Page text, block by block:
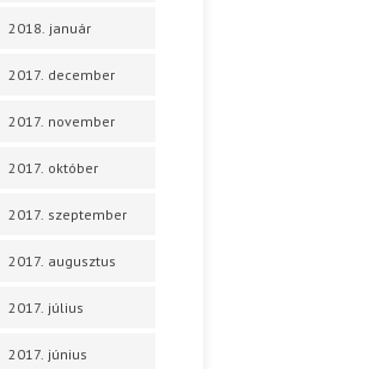
2018. január
2017. december
2017. november
2017. október
2017. szeptember
2017. augusztus
2017. július
2017. június